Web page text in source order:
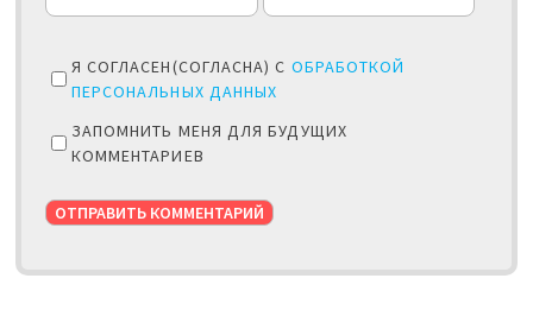
Я СОГЛАСЕН(СОГЛАСНА) С ОБРАБОТКОЙ
ПЕРСОНАЛЬНЫХ ДАННЫХ
ЗАПОМНИТЬ МЕНЯ ДЛЯ БУДУЩИХ
КОММЕНТАРИЕВ